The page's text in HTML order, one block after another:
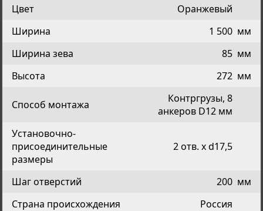
Цвет
Оранжевый
Ширина
1 500 мм
Ширина зева
85 мм
Высота
272 мм
Способ монтажа
Контргрузы, 8
анкеров D12 мм
Установочно-
присоединительные
размеры
2 отв. х d17,5
Шаг отверстий 200 мм
Страна происхождения
Россия